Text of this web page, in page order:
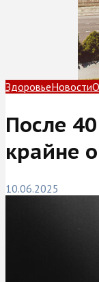
ЗдоровьеНовости
После
крайне
10.06.2025